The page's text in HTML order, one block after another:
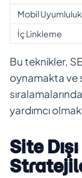
Mobil Uyumluluk
İç Linkleme
Bu teknikler,
oynamakta ve
yardımcı
Site